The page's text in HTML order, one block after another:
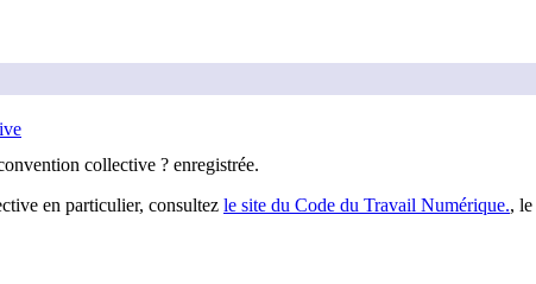
collective ? enregistrée.
en particulier, consultez le site du Code du Travail Numérique., le